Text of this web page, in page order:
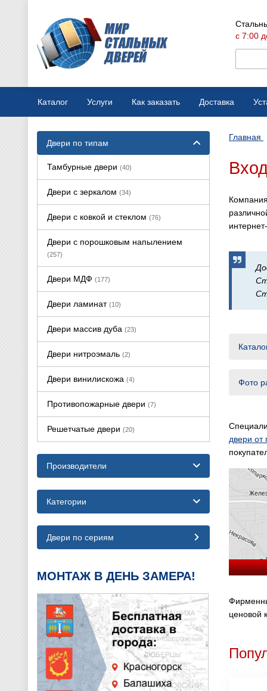
с 7:00
Каталог Услуги Как заказать Доставка
Главная
Фото
двери от
ценовой
Двери по типам
Тамбурные двери (40)
Двери с зеркалом (34)
Двери с ковкой и стеклом (76)
Двери с порошковым напылением
(257)
Двери МДФ (177)
Двери ламинат (10)
Двери массив дуба (23)
Двери нитроэмаль (2)
Двери винилискожа (4)
Противопожарные двери (7)
Решетчатые двери (20)
Производители
Категории
Двери по сериям
МОНТАЖ В ДЕНЬ ЗАМЕРА!